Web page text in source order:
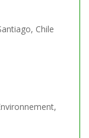
Chile